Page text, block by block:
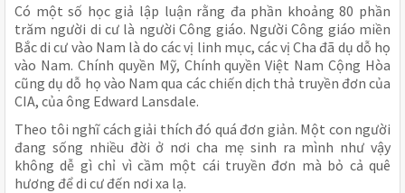
Có một số học giả lập luận rằng đa phần khoảng 80 phần
trăm người di cư là người Công giáo. Người Công giáo miền
Bắc di cư vào Nam là do các vị linh mục, các vị Cha đã dụ dỗ họ
vào Nam. Chính quyền Mỹ, Chính quyền Việt Nam Cộng Hòa
cũng dụ dỗ họ vào Nam qua các chiến dịch thả truyền đơn của
CIA, của ông Edward Lansdale.
Theo tôi nghĩ cách giải thích đó quá đơn giản. Một con người
đang sống nhiều đời ở nơi cha mẹ sinh ra mình như vậy
không dễ gì chỉ vì cầm một cái truyền đơn mà bỏ cả quê
hương để di cư đến nơi xa lạ.